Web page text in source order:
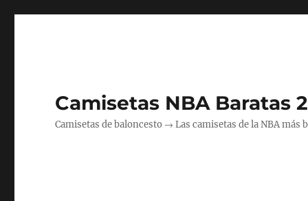
Camisetas NBA Baratas
Camisetas de baloncesto → Las camisetas de la NBA más